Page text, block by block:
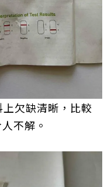
欠缺清晰，比較
不解。